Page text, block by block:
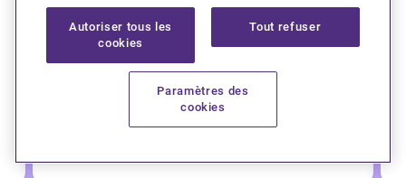
Autoriser tous les
cookies
Tout refuser
Paramètres des
cookies